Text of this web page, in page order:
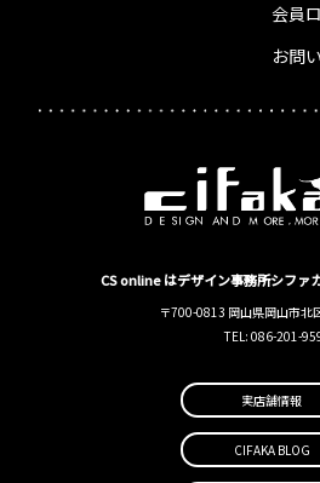
会員
お問
CS online はデザイン事務所シファ
〒700-0813 岡山県岡山市北
TEL: 086-201-
実店舗情報
CIFAKA BLOG